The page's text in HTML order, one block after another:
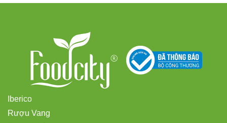
Iberico
Rượu Vang